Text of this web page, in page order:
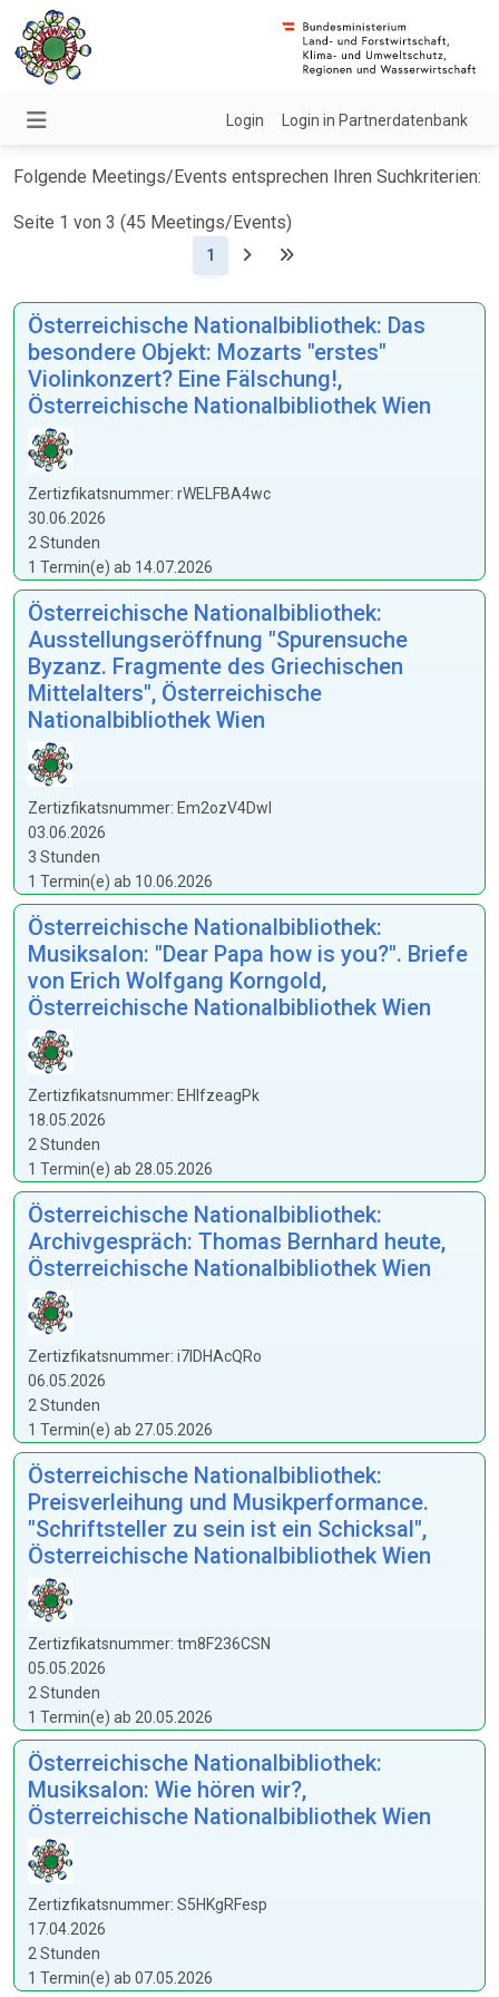
Login Login in Partnerdatenbank
Folgende Meetings/Events entsprechen Ihren Suchkriterien:
Seite 1 von 3 (45 Meetings/Events)
1 (Aktuell)
Österreichische Nationalbibliothek: Das
besondere Objekt: Mozarts "erstes"
Violinkonzert? Eine Fälschung!,
Österreichische Nationalbibliothek Wien
Zertizfikatsnummer: rWELFBA4wc
30.06.2026
2 Stunden
1 Termin(e) ab 14.07.2026
Österreichische Nationalbibliothek:
Ausstellungseröffnung "Spurensuche
Byzanz. Fragmente des Griechischen
Mittelalters", Österreichische
Nationalbibliothek Wien
Zertizfikatsnummer: Em2ozV4Dwl
03.06.2026
3 Stunden
1 Termin(e) ab 10.06.2026
Österreichische Nationalbibliothek:
Musiksalon: "Dear Papa how is you?". Briefe
von Erich Wolfgang Korngold,
Österreichische Nationalbibliothek Wien
Zertizfikatsnummer: EHlfzeagPk
18.05.2026
2 Stunden
1 Termin(e) ab 28.05.2026
Österreichische Nationalbibliothek:
Archivgespräch: Thomas Bernhard heute,
Österreichische Nationalbibliothek Wien
Zertizfikatsnummer: i7lDHAcQRo
06.05.2026
2 Stunden
1 Termin(e) ab 27.05.2026
Österreichische Nationalbibliothek:
Preisverleihung und Musikperformance.
"Schriftsteller zu sein ist ein Schicksal",
Österreichische Nationalbibliothek Wien
Zertizfikatsnummer: tm8F236CSN
05.05.2026
2 Stunden
1 Termin(e) ab 20.05.2026
Österreichische Nationalbibliothek:
Musiksalon: Wie hören wir?,
Österreichische Nationalbibliothek Wien
Zertizfikatsnummer: S5HKgRFesp
17.04.2026
2 Stunden
1 Termin(e) ab 07.05.2026